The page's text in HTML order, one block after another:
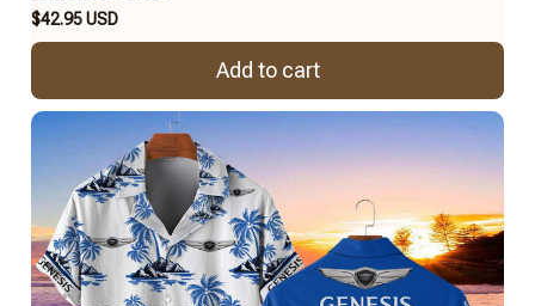
$42.95 USD
Add to cart